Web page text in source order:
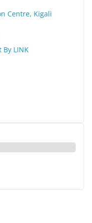
Centre, Kigali
By LINK